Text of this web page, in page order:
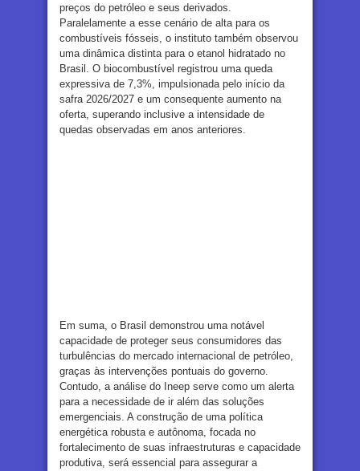
preços do petróleo e seus derivados.
Paralelamente a esse cenário de alta para os
combustíveis fósseis, o instituto também observou
uma dinâmica distinta para o etanol hidratado no
Brasil. O biocombustível registrou uma queda
expressiva de 7,3%, impulsionada pelo início da
safra 2026/2027 e um consequente aumento na
oferta, superando inclusive a intensidade de
quedas observadas em anos anteriores.
Em suma, o Brasil demonstrou uma notável
capacidade de proteger seus consumidores das
turbulências do mercado internacional de petróleo,
graças às intervenções pontuais do governo.
Contudo, a análise do Ineep serve como um alerta
para a necessidade de ir além das soluções
emergenciais. A construção de uma política
energética robusta e autônoma, focada no
fortalecimento de suas infraestruturas e capacidade
produtiva, será essencial para assegurar a